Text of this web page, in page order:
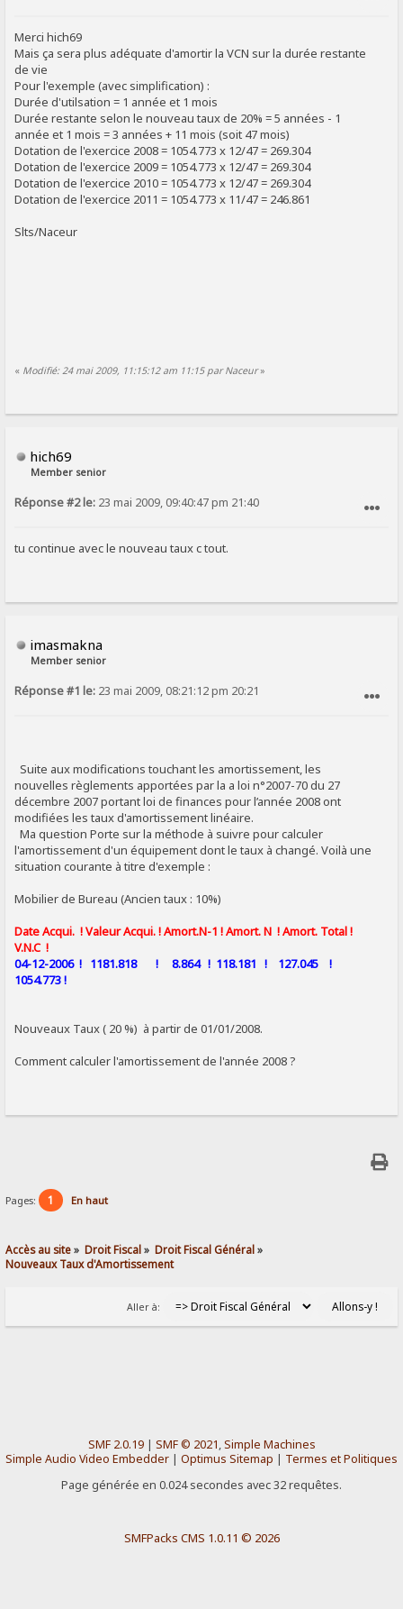
Merci hich69
Mais ça sera plus adéquate d'amortir la VCN sur la durée restante
de vie
Pour l'exemple (avec simplification) :
Durée d'utilsation = 1 année et 1 mois
Durée restante selon le nouveau taux de 20% = 5 années - 1
année et 1 mois = 3 années + 11 mois (soit 47 mois)
Dotation de l'exercice 2008 = 1054.773 x 12/47 = 269.304
Dotation de l'exercice 2009 = 1054.773 x 12/47 = 269.304
Dotation de l'exercice 2010 = 1054.773 x 12/47 = 269.304
Dotation de l'exercice 2011 = 1054.773 x 11/47 = 246.861
Slts/Naceur
« Modifié: 24 mai 2009, 11:15:12 am 11:15 par Naceur»
hich69
Member senior
Réponse #2 le: 23 mai 2009, 09:40:47 pm 21:40
tu continue avec le nouveau taux c tout.
imasmakna
Member senior
Réponse #1 le: 23 mai 2009, 08:21:12 pm 20:21
Suite aux modifications touchant les amortissement, les
nouvelles règlements apportées par la a loi n°2007-70 du 27
décembre 2007 portant loi de finances pour l’année 2008 ont
modifiées les taux d'amortissement linéaire.
Ma question Porte sur la méthode à suivre pour calculer
l'amortissement d'un équipement dont le taux à changé. Voilà une
situation courante à titre d'exemple :
Mobilier de Bureau (Ancien taux : 10%)
Date Acqui. ! Valeur Acqui. ! Amort.N-1 ! Amort. N ! Amort. Total !
V.N.C !
04-12-2006 ! 1181.818 ! 8.864 ! 118.181 ! 127.045 !
1054.773 !
Nouveaux Taux ( 20 %) à partir de 01/01/2008.
Comment calculer l'amortissement de l'année 2008 ?
Pages: 1 En haut
Accès au site» Droit Fiscal» Droit Fiscal Général»
Nouveaux Taux d'Amortissement
Aller à:
SMF 2.0.19| SMF © 2021,Simple Machines
Simple Audio Video Embedder | Optimus Sitemap | Termes et Politiques
Page générée en 0.024 secondes avec 32 requêtes.
SMFPacks CMS 1.0.11 © 2026